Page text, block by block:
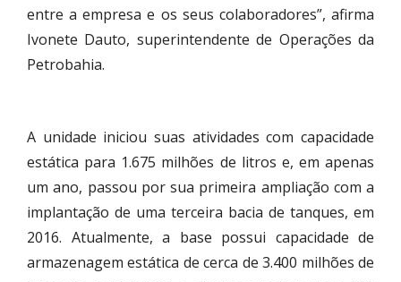
entre a empresa e os seus colaboradores”, afirma
Ivonete Dauto, superintendente de Operações da
Petrobahia.
A unidade iniciou suas atividades com capacidade
estática para 1.675 milhões de litros e, em apenas
um ano, passou por sua primeira ampliação com a
implantação de uma terceira bacia de tanques, em
2016. Atualmente, a base possui capacidade de
armazenagem estática de cerca de 3.400 milhões de